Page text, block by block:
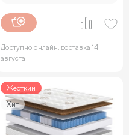
Доступно онлайн, доставка 14
августа
Жесткий
Хит